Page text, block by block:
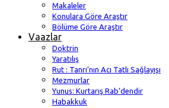
Makaleler
Konulara Göre Araştır
Bölüme Göre Araştır
Vaazlar
Doktrin
Yaratılış
Rut : Tanrı’nın Acı Tatlı Sağlayışı
Mezmurlar
Yunus: Kurtarış Rab’dendir
Habakkuk